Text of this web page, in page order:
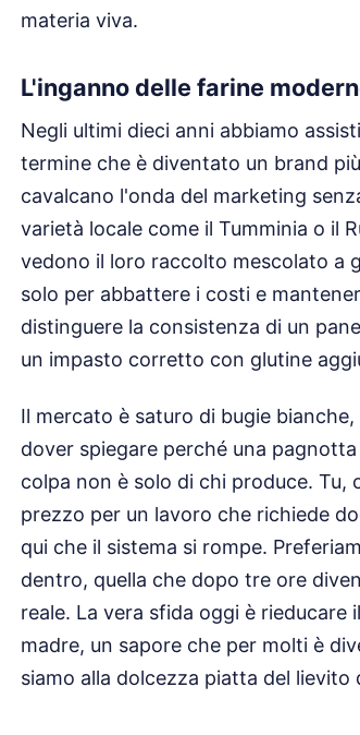
materia viva.
L'inganno delle farine
Negli ultimi dieci anni abbiamo
termine che è diventato un brand
cavalcano l'onda del marketing
varietà locale come il Tumminia o il
vedono il loro raccolto mescolato a
solo per abbattere i costi e
distinguere la consistenza di un
un impasto corretto con glutine
Il mercato è saturo di bugie
dover spiegare perché una
colpa non è solo di chi produce. Tu,
prezzo per un lavoro che richiede
qui che il sistema si rompe.
dentro, quella che dopo tre ore
reale. La vera sfida oggi è
madre, un sapore che per molti è
siamo alla dolcezza piatta del